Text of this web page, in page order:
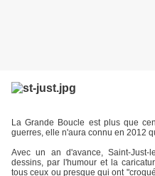
La Grande Boucle est plus que
guerres, elle n'aura connu en 2012
Avec un an d'avance, Saint-
dessins, par l'humour et la
tous ceux ou presque qui ont